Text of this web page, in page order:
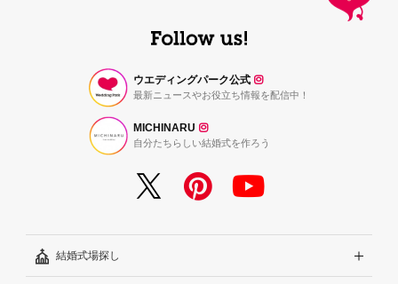
ウエディングパーク公式
最新ニュースやお役立ち情報を配信中！
MICHINARU
自分たちらしい結婚式を作ろう
結婚式場探し